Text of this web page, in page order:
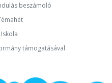
beszámoló
támogatásával